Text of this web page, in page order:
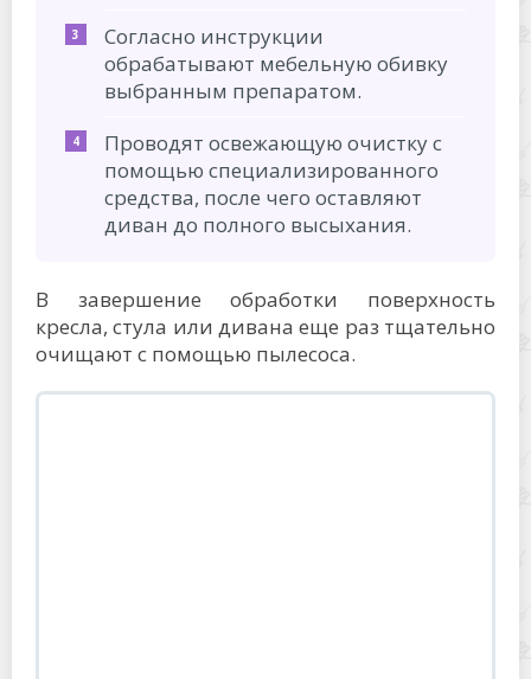
Согласно инструкции
обрабатывают мебельную обивку
выбранным препаратом.
Проводят освежающую очистку с
помощью специализированного
средства, после чего оставляют
диван до полного высыхания.
В завершение обработки поверхность
кресла, стула или дивана еще раз тщательно
очищают с помощью пылесоса.